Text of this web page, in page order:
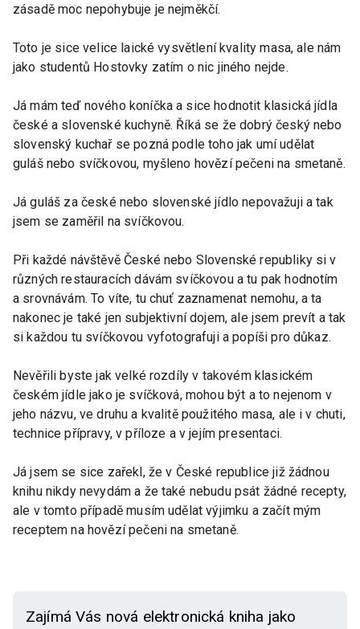
zásadě moc nepohybuje je nejměkčí.
Toto je sice velice laické vysvětlení kvality masa, ale nám
jako studentů Hostovky zatím o nic jiného nejde.
Já mám teď nového koníčka a sice hodnotit klasická jídla
české a slovenské kuchyně. Říká se že dobrý český nebo
slovenský kuchař se pozná podle toho jak umí udělat
guláš nebo svíčkovou, myšleno hovězí pečeni na smetaně.
Já guláš za české nebo slovenské jídlo nepovažuji a tak
jsem se zaměřil na svíčkovou.
Při každé návštěvě České nebo Slovenské republiky si v
různých restauracích dávám svíčkovou a tu pak hodnotím
a srovnávám. To víte, tu chuť zaznamenat nemohu, a ta
nakonec je také jen subjektivní dojem, ale jsem prevít a tak
si každou tu svíčkovou vyfotografuji a popíši pro důkaz.
Nevěřili byste jak velké rozdíly v takovém klasickém
českém jídle jako je svíčková, mohou být a to nejenom v
jeho názvu, ve druhu a kvalitě použitého masa, ale i v chuti,
technice přípravy, v příloze a v jejím presentaci.
Já jsem se sice zařekl, že v České republice již žádnou
knihu nikdy nevydám a že také nebudu psát žádné recepty,
ale v tomto případě musím udělat výjimku a začít mým
receptem na hovězí pečeni na smetaně.
Zajímá Vás nová elektronická kniha jako